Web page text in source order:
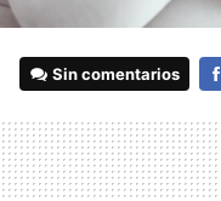
Sin comentarios